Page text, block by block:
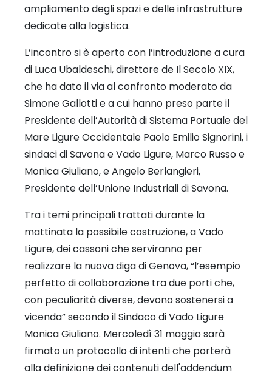
ampliamento degli spazi e delle infrastrutture
dedicate alla logistica.
L’incontro si è aperto con l’introduzione a cura
di Luca Ubaldeschi, direttore de Il Secolo XIX,
che ha dato il via al confronto moderato da
Simone Gallotti e a cui hanno preso parte il
Presidente dell’Autorità di Sistema Portuale del
Mare Ligure Occidentale Paolo Emilio Signorini, i
sindaci di Savona e Vado Ligure, Marco Russo e
Monica Giuliano, e Angelo Berlangieri,
Presidente dell’Unione Industriali di Savona.
Tra i temi principali trattati durante la
mattinata la possibile costruzione, a Vado
Ligure, dei cassoni che serviranno per
realizzare la nuova diga di Genova, “l’esempio
perfetto di collaborazione tra due porti che,
con peculiarità diverse, devono sostenersi a
vicenda” secondo il Sindaco di Vado Ligure
Monica Giuliano. Mercoledì 31 maggio sarà
firmato un protocollo di intenti che porterà
alla definizione dei contenuti dell'addendum